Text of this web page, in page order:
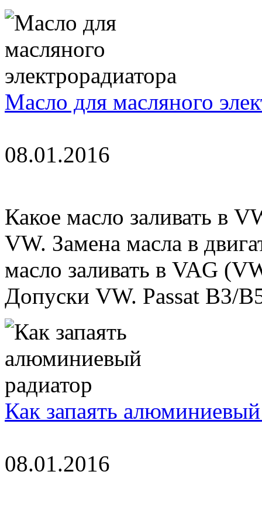
Масло для масляного
08.01.2016
Какое масло заливать в
VW. Замена масла в
масло заливать в VAG
Допуски VW. Passat B3/
Как запаять
08.01.2016